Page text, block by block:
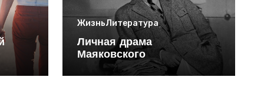
ЖизньЛитература
Личная драма
Маяковского